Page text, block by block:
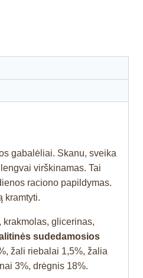
gabalėliai. Skanu, sveika
virškinamas. Tai
raciono papildymas.
kramtyti.
krakmolas, glicerinas,
sudedamosios
žali riebalai 1,5%, žalia
3%, drėgnis 18%.